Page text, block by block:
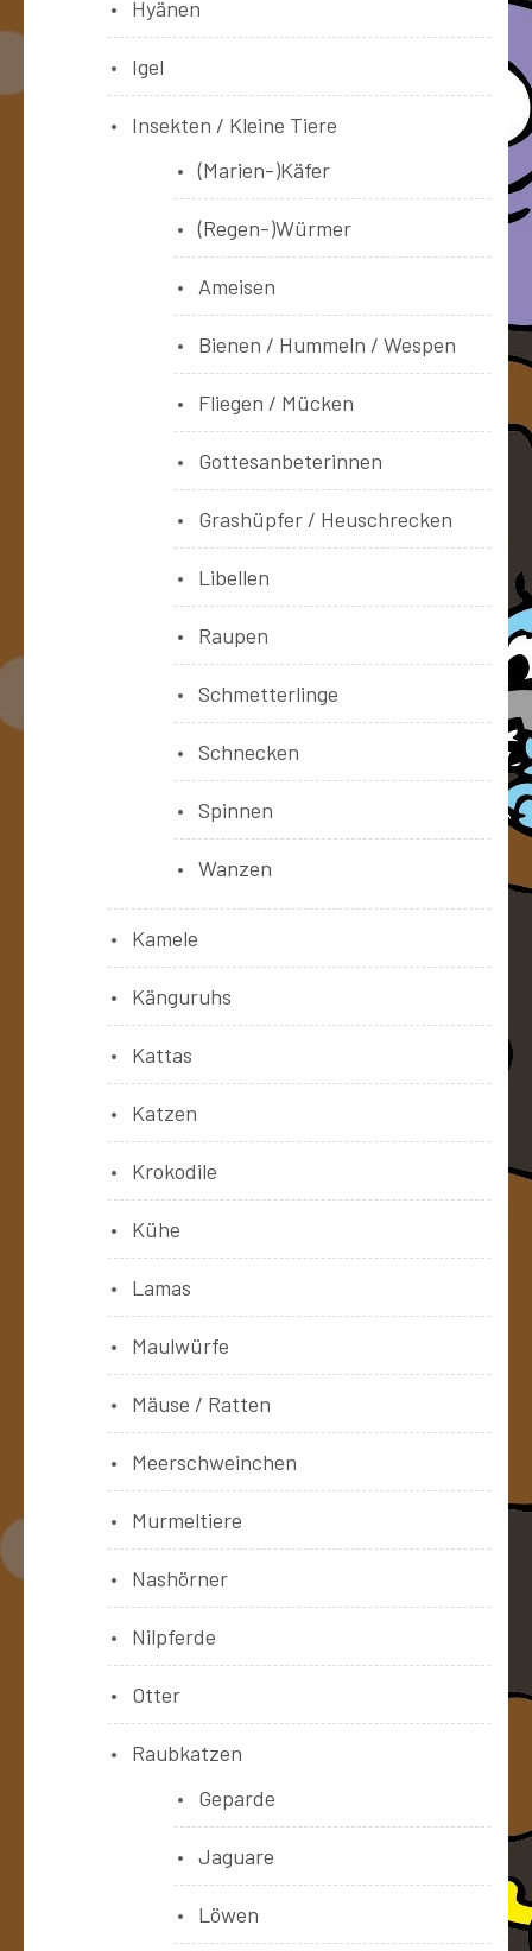
Hyänen
Igel
Insekten / Kleine Tiere
(Marien-)Käfer
(Regen-)Würmer
Ameisen
Bienen / Hummeln / Wespen
Fliegen / Mücken
Gottesanbeterinnen
Grashüpfer / Heuschrecken
Libellen
Raupen
Schmetterlinge
Schnecken
Spinnen
Wanzen
Kamele
Känguruhs
Kattas
Katzen
Krokodile
Kühe
Lamas
Maulwürfe
Mäuse / Ratten
Meerschweinchen
Murmeltiere
Nashörner
Nilpferde
Otter
Raubkatzen
Geparde
Jaguare
Löwen